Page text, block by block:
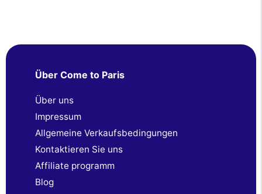
Über Come to Paris
Über uns
Impressum
Allgemeine Verkaufsbedingungen
Kontaktieren Sie uns
Affiliate programm
Blog